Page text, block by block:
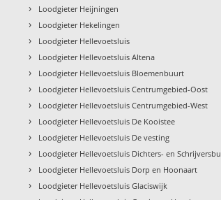
› Loodgieter Heijningen
› Loodgieter Hekelingen
› Loodgieter Hellevoetsluis
› Loodgieter Hellevoetsluis Altena
› Loodgieter Hellevoetsluis Bloemenbuurt
› Loodgieter Hellevoetsluis Centrumgebied-Oost
› Loodgieter Hellevoetsluis Centrumgebied-West
› Loodgieter Hellevoetsluis De Kooistee
› Loodgieter Hellevoetsluis De vesting
› Loodgieter Hellevoetsluis Dichters- en
› Loodgieter Hellevoetsluis Dorp en Hoonaart
› Loodgieter Hellevoetsluis Glaciswijk